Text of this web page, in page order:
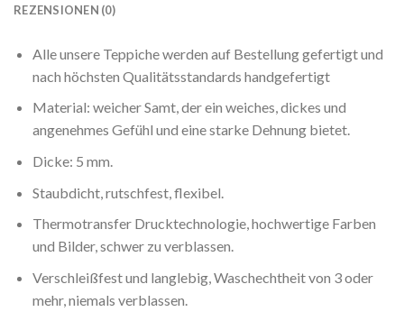
REZENSIONEN (0)
Alle unsere Teppiche werden auf Bestellung gefertigt und
nach höchsten Qualitätsstandards handgefertigt
Material: weicher Samt, der ein weiches, dickes und
angenehmes Gefühl und eine starke Dehnung bietet.
Dicke: 5 mm.
Staubdicht, rutschfest, flexibel.
Thermotransfer Drucktechnologie, hochwertige Farben
und Bilder, schwer zu verblassen.
Verschleißfest und langlebig, Waschechtheit von 3 oder
mehr, niemals verblassen.